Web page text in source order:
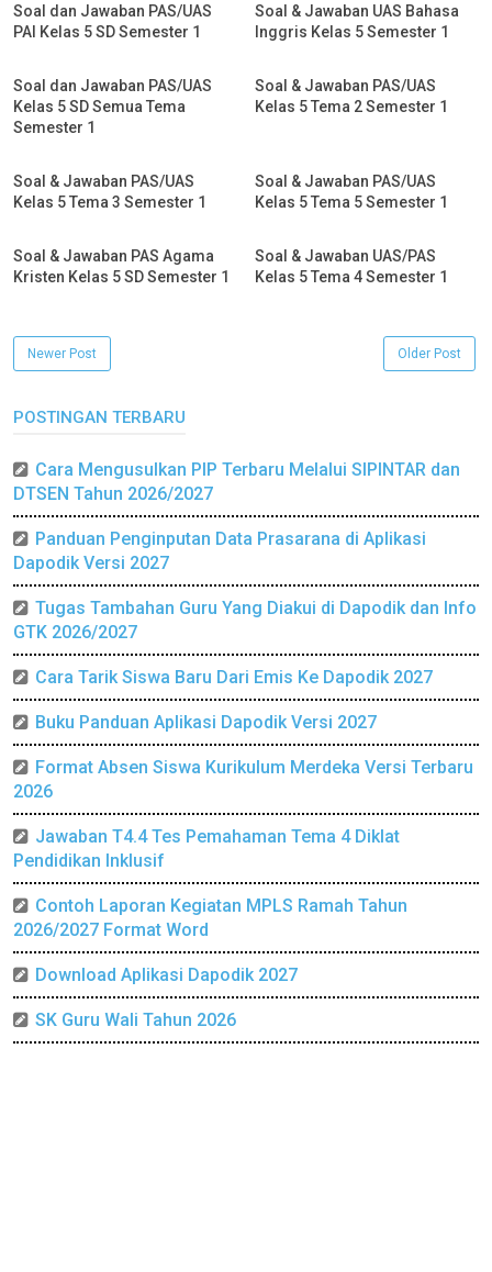
Soal dan Jawaban PAS/UAS
PAI Kelas 5 SD Semester 1
Soal & Jawaban UAS Bahasa
Inggris Kelas 5 Semester 1
Soal dan Jawaban PAS/UAS
Kelas 5 SD Semua Tema
Semester 1
Soal & Jawaban PAS/UAS
Kelas 5 Tema 2 Semester 1
Soal & Jawaban PAS/UAS
Kelas 5 Tema 3 Semester 1
Soal & Jawaban PAS/UAS
Kelas 5 Tema 5 Semester 1
Soal & Jawaban PAS Agama
Kristen Kelas 5 SD Semester 1
Soal & Jawaban UAS/PAS
Kelas 5 Tema 4 Semester 1
Newer Post Older Post
POSTINGAN TERBARU
Cara Mengusulkan PIP Terbaru Melalui SIPINTAR dan
DTSEN Tahun 2026/2027
Panduan Penginputan Data Prasarana di Aplikasi
Dapodik Versi 2027
Tugas Tambahan Guru Yang Diakui di Dapodik dan Info
GTK 2026/2027
Cara Tarik Siswa Baru Dari Emis Ke Dapodik 2027
Buku Panduan Aplikasi Dapodik Versi 2027
Format Absen Siswa Kurikulum Merdeka Versi Terbaru
2026
Jawaban T4.4 Tes Pemahaman Tema 4 Diklat
Pendidikan Inklusif
Contoh Laporan Kegiatan MPLS Ramah Tahun
2026/2027 Format Word
Download Aplikasi Dapodik 2027
SK Guru Wali Tahun 2026